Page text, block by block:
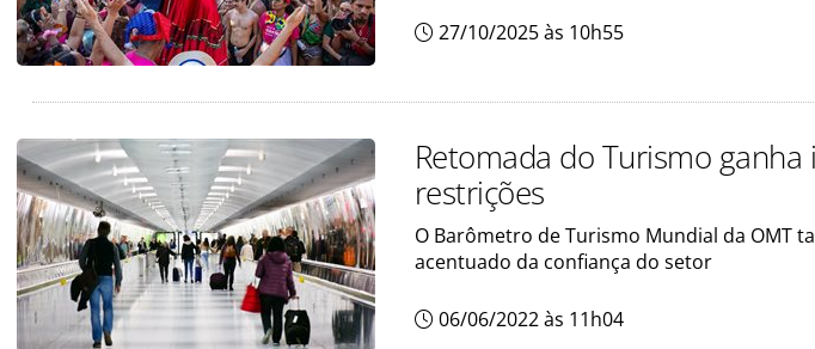
27/10/2025 às 10h55
Retomada do Turismo
restrições
O Barômetro de Turismo Mundial da OMT
acentuado da confiança do setor
06/06/2022 às 11h04